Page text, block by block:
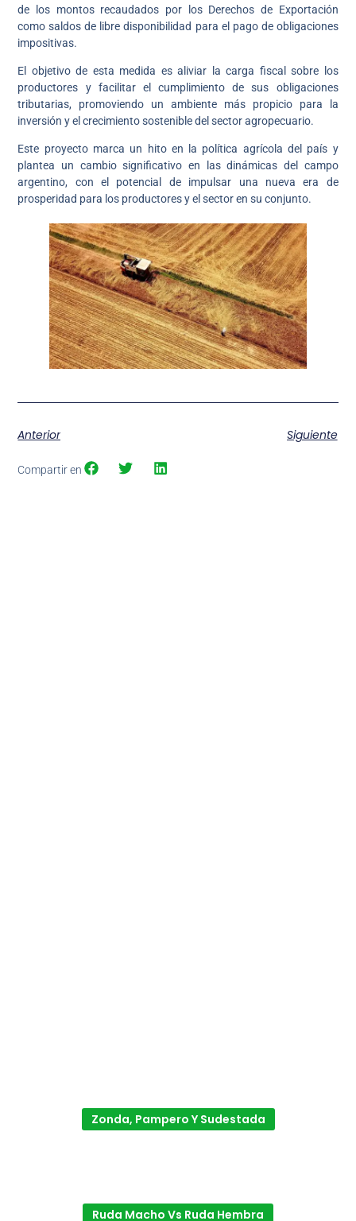
de los montos recaudados por los Derechos de Exportación
como saldos de libre disponibilidad para el pago de obligaciones
impositivas.
El objetivo de esta medida es aliviar la carga fiscal sobre los
productores y facilitar el cumplimiento de sus obligaciones
tributarias, promoviendo un ambiente más propicio para la
inversión y el crecimiento sostenible del sector agropecuario.
Este proyecto marca un hito en la política agrícola del país y
plantea un cambio significativo en las dinámicas del campo
argentino, con el potencial de impulsar una nueva era de
prosperidad para los productores y el sector en su conjunto.
Anterior Siguiente
Compartir en
Zonda, Pampero Y Sudestada
Ruda Macho Vs Ruda Hembra